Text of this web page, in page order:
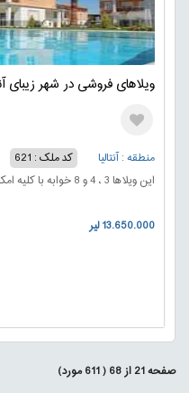
ویلاهای فروشی در شهر زیبای
منطقه : آنتالیا
کد ملک : 621
این ویلاها 3 ، 4 و 8 خوابه با کلیه امکانات رفاهی آماده فروش می باشند.
13.650.000 لیر
صفحه21از68
(
611مورد)